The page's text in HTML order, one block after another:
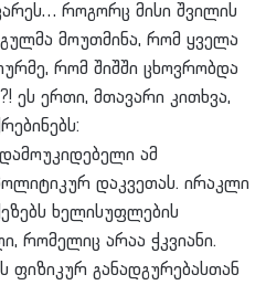
როგორც მისი შვილის
მოუთმინა, რომ ყველა
რომ შიშში ცხოვრობდა
ეს ერთი, მთავარი კითხვა,
ამ
დაკვეთას. ირაკლი
ხელისუფლების
რომელიც არაა ჭკვიანი.
ფიზიკურ განადგურებასთან